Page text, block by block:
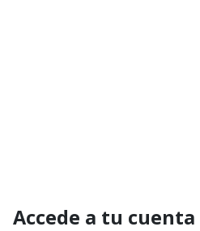
Accede a tu cuenta